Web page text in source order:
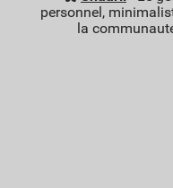
personnel,
la